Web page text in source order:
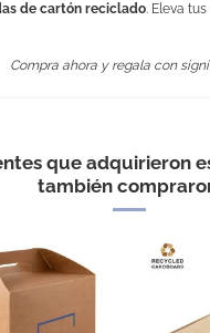
de cartón reciclado . Eleva
Compra ahora y regala con
Cartón
NO
En la
en: Cajas de
EXCELLENT
15 cm - Color : Kraft-
que adquirieron
también